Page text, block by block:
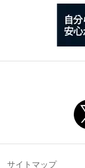
サイトマップ